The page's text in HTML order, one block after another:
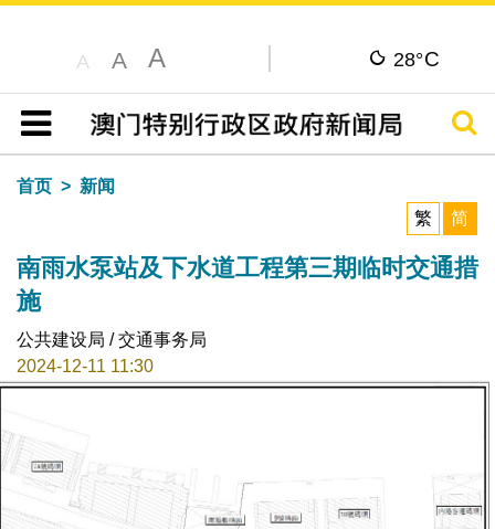
A A A 28°C
目录
搜寻
首页
新闻
繁
简
南雨水泵站及下水道工程第三期临时交通措
施
公共建设局 / 交通事务局
2024-12-11 11:30